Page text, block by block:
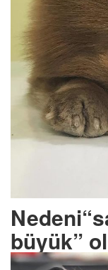
büyük”